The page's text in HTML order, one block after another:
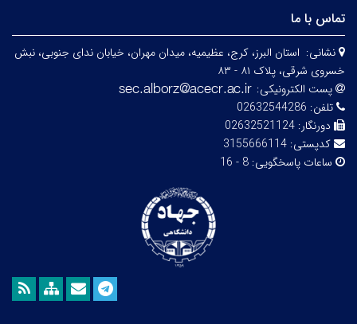
تماس با ما
نشانی: استان البرز، کرج، عظیمیه، میدان مهران، خیابان ندای جنوبی، نبش
خسروی شرقی، پلاک ۸۱ - ۸۳
پست الکترونیکی:
تلفن: 02632544286
دورنگار: 02632521124
کدپستی: 3155666114
ساعات پاسخگویی: 8 - 16